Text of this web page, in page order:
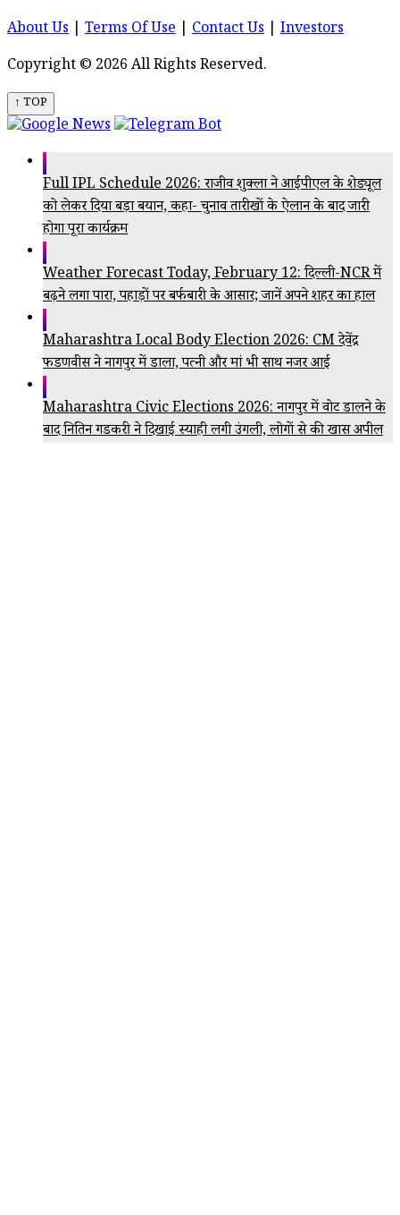
About Us Terms Of Use Contact Us
Investors
Copyright © 2026 All Rights Reserved.
↑ TOP
Full IPL Schedule 2026: राजीव शुक्ला ने आईपीएल के शेड्यूल
को लेकर दिया बड़ा बयान, कहा- चुनाव तारीखों के ऐलान के बाद जारी
होगा पूरा कार्यक्रम
Weather Forecast Today, February 12: दिल्ली-NCR में
बढ़ने लगा पारा, पहाड़ों पर बर्फबारी के आसार; जानें अपने शहर का हाल
Maharashtra Local Body Election 2026: CM देवेंद्र
फडणवीस ने नागपुर में डाला, पत्नी और मां भी साथ नजर आई
Maharashtra Civic Elections 2026: नागपुर में वोट डालने के
बाद नितिन गडकरी ने दिखाई स्याही लगी उंगली, लोगों से की खास अपील